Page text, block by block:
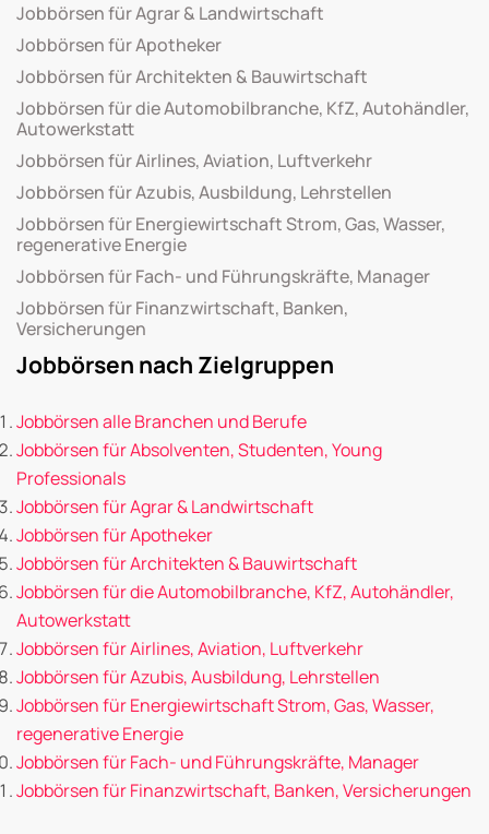
Jobbörsen für Agrar & Landwirtschaft
Jobbörsen für Apotheker
Jobbörsen für Architekten & Bauwirtschaft
Jobbörsen für die Automobilbranche, KfZ, Autohändler,
Autowerkstatt
Jobbörsen für Airlines, Aviation, Luftverkehr
Jobbörsen für Azubis, Ausbildung, Lehrstellen
Jobbörsen für Energiewirtschaft Strom, Gas, Wasser,
regenerative Energie
Jobbörsen für Fach- und Führungskräfte, Manager
Jobbörsen für Finanzwirtschaft, Banken,
Versicherungen
Jobbörsen nach Zielgruppen
Jobbörsen alle Branchen und Berufe
Jobbörsen für Absolventen, Studenten, Young
Professionals
Jobbörsen für Agrar & Landwirtschaft
Jobbörsen für Apotheker
Jobbörsen für Architekten & Bauwirtschaft
Jobbörsen für die Automobilbranche, KfZ, Autohändler,
Autowerkstatt
Jobbörsen für Airlines, Aviation, Luftverkehr
Jobbörsen für Azubis, Ausbildung, Lehrstellen
Jobbörsen für Energiewirtschaft Strom, Gas, Wasser,
regenerative Energie
Jobbörsen für Fach- und Führungskräfte, Manager
Jobbörsen für Finanzwirtschaft, Banken, Versicherungen